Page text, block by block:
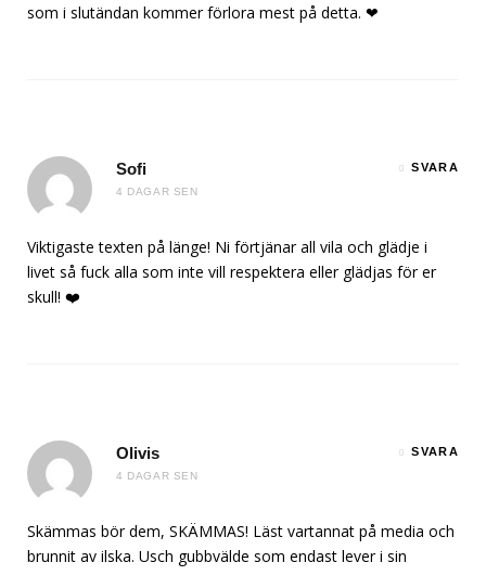
som i slutändan kommer förlora mest på detta. ❤
Sofi
4 DAGAR SEN
SVARA
Viktigaste texten på länge! Ni förtjänar all vila och glädje i
livet så fuck alla som inte vill respektera eller glädjas för er
skull! ❤️
Olivis
4 DAGAR SEN
SVARA
Skämmas bör dem, SKÄMMAS! Läst vartannat på media och
brunnit av ilska. Usch gubbvälde som endast lever i sin